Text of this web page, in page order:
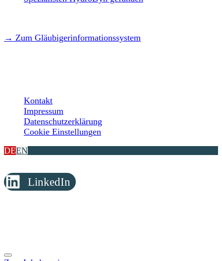
→ Zum Gläubigerinformationssystem
Kontakt
Impressum
Datenschutzerklärung
Cookie Einstellungen
DEEN
LinkedIn